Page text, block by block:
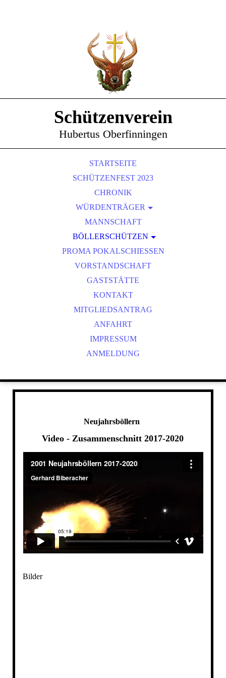
Schützenverein
Hubertus Oberfinningen
STARTSEITE
SCHÜTZENFEST 2023
CHRONIK
WÜRDENTRÄGER
SCHÜTZENKÖNIGE
VEREINSMEISTER
MANNSCHAFT
BÖLLERSCHÜTZEN
OKTOBERFEST & BÖLLERSCHIESSEN
BILDER HUBERTUSMESSE
VIDEO NEUJAHRSBÖLLERN
BILDER BÖLLER
PROMA POKALSCHIESSEN
VORSTANDSCHAFT
GASTSTÄTTE
KONTAKT
MITGLIEDSANTRAG
ANFAHRT
IMPRESSUM
ANMELDUNG
Neujahrsböllern
Video - Zusammenschnitt 2017-2020
Bilder